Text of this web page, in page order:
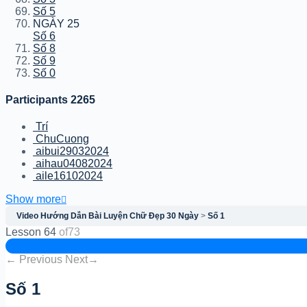
Số 5
NGÀY 25
Số 6
Số 8
Số 9
Số 0
Participants 2265
Trí
ChuCuong
aibui29032024
aihau04082024
aile16102024
Show more
Video Hướng Dẫn Bài Luyện Chữ Đẹp 30 Ngày Số 1
Lesson 64 of73
← Previous Next→
Số 1